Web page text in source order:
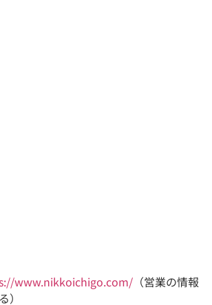
www.nikkoichigo.com/ （営業の情報
）